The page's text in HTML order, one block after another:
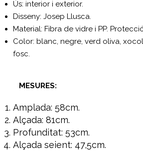
Ús: interior i exterior.
Disseny: Josep Llusca.
Material: Fibra de vidre i PP.
Color: blanc, negre, verd oliva,
fosc.
MESURES:
Amplada: 58cm.
Alçada: 81cm.
Profunditat: 53cm.
Alçada seient: 47,5cm.